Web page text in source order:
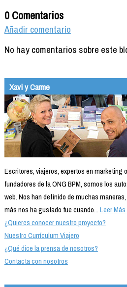
0 Comentarios
Añadir comentario
No hay comentarios sobre este
Xavi y Carme
Escritores, viajeros, expertos en marketing
fundadores de la ONG BPM, somos los
web. Nos han definido de muchas
más nos ha gustado fue cuando...Leer Más
¿Quieres conocer nuestro proyecto?
Nuestro Currículum Viajero
¿Qué dice la prensa de nosotros?
Contacta con nosotros